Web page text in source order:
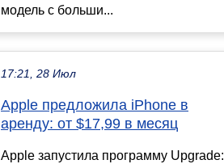
модель с больши...
17:21, 28 Июл
Apple предложила iPhone в
аренду: от $17,99 в месяц
Apple запустила программу Upgrade: